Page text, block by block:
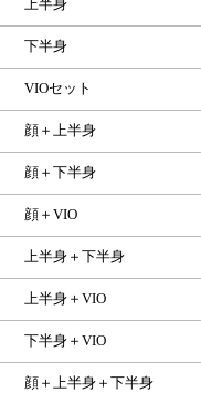
上半身
下半身
VIOセット
顔＋上半身
顔＋下半身
顔＋VIO
上半身＋下半身
上半身＋VIO
下半身＋VIO
顔＋上半身＋下半身